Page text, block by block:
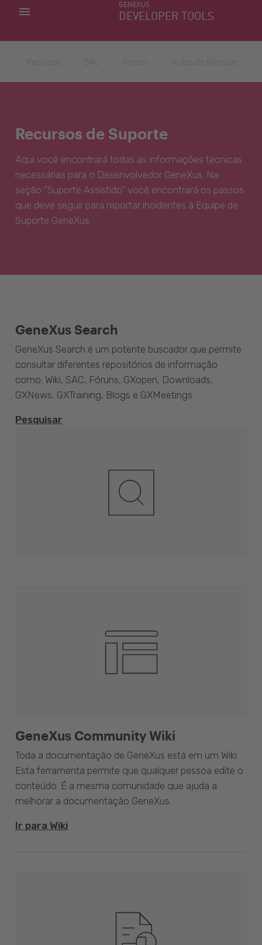
GENEXUS
DEVELOPER TOOLS
MINHAS APLICACÕES
Recursos de Suporte
Aqui você encontrará todas as informações técnicas
necessárias para o Desenvolvedor GeneXus. Na
seção "Suporte Assistido" você encontrará os passos
que deve seguir para reportar incidentes à Equipe de
Suporte GeneXus.
GeneXus Community Wiki
Toda a documentação de GeneXus está em um Wiki.
Esta ferramenta permite que qualquer pessoa edite o
conteúdo. É a mesma comunidade que ajuda a
melhorar a documentação GeneXus.
Ir para Wiki
GeneXus Search
GeneXus Search é um potente buscador que permite
consultar diferentes repositórios de informação
como: Wiki, SAC, Fóruns, GXopen, Downloads,
GXNews, GXTraining, Blogs e GXMeetings.
Pesquisar